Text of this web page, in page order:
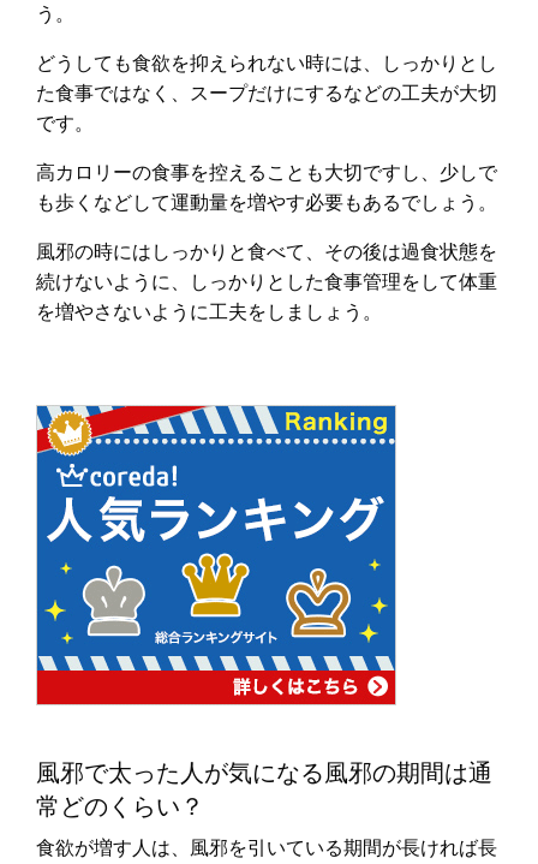
う。
どうしても食欲を抑えられない時には、しっかりとし
た食事ではなく、スープだけにするなどの工夫が大切
です。
高カロリーの食事を控えることも大切ですし、少しで
も歩くなどして運動量を増やす必要もあるでしょう。
風邪の時にはしっかりと食べて、その後は過食状態を
続けないように、しっかりとした食事管理をして体重
を増やさないように工夫をしましょう。
風邪で太った人が気になる風邪の期間は通
常どのくらい？
食欲が増す人は、風邪を引いている期間が長ければ長